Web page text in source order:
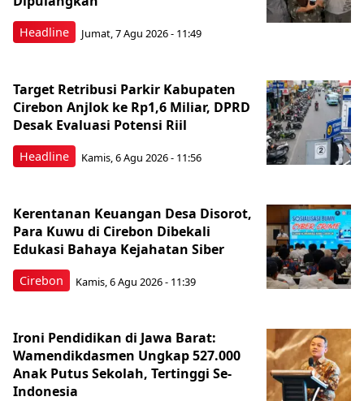
Headline Jumat, 7 Agu 2026 - 11:49
Headline
Target Retribusi Parkir Kabupaten
Cirebon Anjlok ke Rp1,6 Miliar, DPRD
Desak Evaluasi Potensi Riil
Kamis, 6 Agu 2026 - 11:56
Cirebon
Kerentanan Keuangan Desa Disorot,
Para Kuwu di Cirebon Dibekali
Edukasi Bahaya Kejahatan Siber
Kamis, 6 Agu 2026 - 11:39
Ironi Pendidikan di Jawa Barat:
Wamendikdasmen Ungkap 527.000
Anak Putus Sekolah, Tertinggi Se-
Indonesia